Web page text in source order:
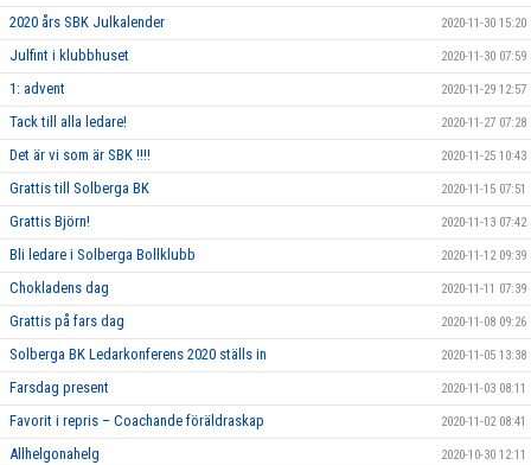
2020 års SBK Julkalender 2020-11-30 15:20
Julfint i klubbhuset 2020-11-30 07:59
1: advent 2020-11-29 12:57
Tack till alla ledare! 2020-11-27 07:28
Det är vi som är SBK !!!! 2020-11-25 10:43
Grattis till Solberga BK 2020-11-15 07:51
Grattis Björn! 2020-11-13 07:42
Bli ledare i Solberga Bollklubb 2020-11-12 09:39
Chokladens dag 2020-11-11 07:39
Grattis på fars dag 2020-11-08 09:26
Solberga BK Ledarkonferens 2020 ställs in 2020-11-05 13:38
Farsdag present 2020-11-03 08:11
Favorit i repris – Coachande föräldraskap 2020-11-02 08:41
Allhelgonahelg 2020-10-30 12:11